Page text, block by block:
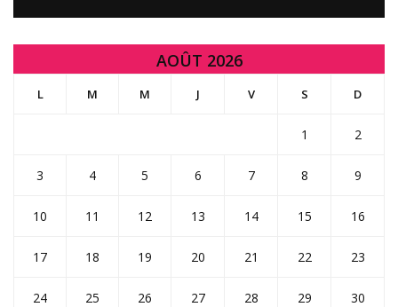
AOÛT 2026
L M M J V S D
1 2
3 4 5 6 7 8 9
10 11 12 13 14 15 16
17 18 19 20 21 22 23
24 25 26 27 28 29 30